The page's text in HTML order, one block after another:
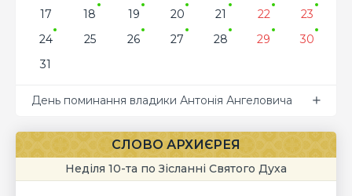
17
18 19 20 21 22
23
24
25 26 27 28 29
30
31
День поминання владики Антонія Ангеловича
СЛОВО АРХИЄРЕЯ
Неділя 10-та по Зісланні Святого Духа